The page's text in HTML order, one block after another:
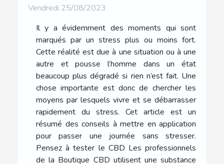
Vendredi 25/08/2023
Il y a évidemment des moments qui sont
marqués par un stress plus ou moins fort.
Cette réalité est due à une situation ou à une
autre et pousse l’homme dans un état
beaucoup plus dégradé si rien n’est fait. Une
chose importante est donc de chercher les
moyens par lesquels vivre et se débarrasser
rapidement du stress. Cet article est un
résumé des conseils à mettre en application
pour passer une journée sans stresser.
Pensez à tester le CBD Les professionnels
de la Boutique CBD utilisent une substance